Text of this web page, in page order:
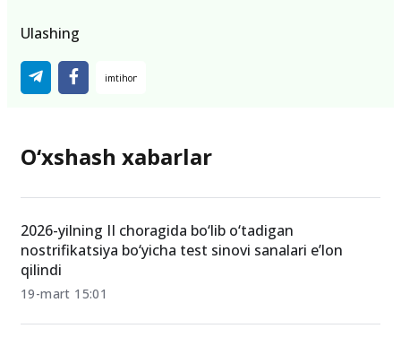
Ulashing
O‘xshash xabarlar
2026-yilning II choragida bo‘lib o‘tadigan
nostrifikatsiya bo‘yicha test sinovi sanalari e’lon
qilindi
19-mart 15:01